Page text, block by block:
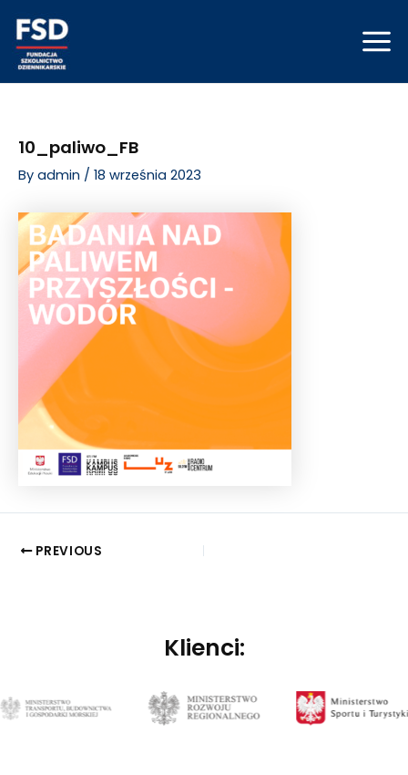
content
10_paliwo_FB
By admin / 18 września 2023
navigation
PREVIOUS
Klienci: